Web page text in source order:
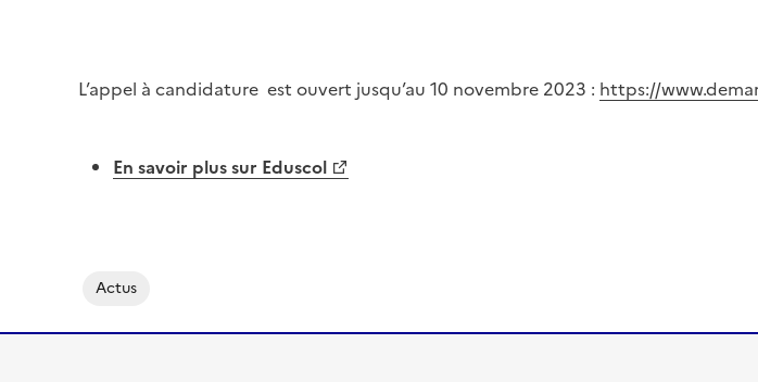
L’appel à candidature est ouvert jusqu’au 10 novembre 2023 : https://
En savoir plus sur Eduscol
Actus